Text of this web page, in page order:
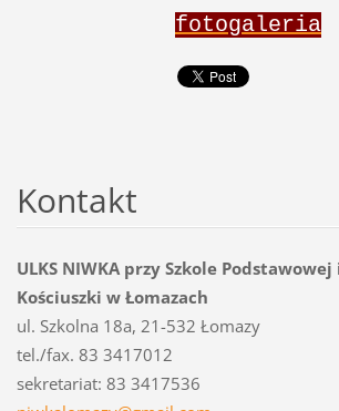
fotogaleria
Kontakt
ULKS NIWKA przy Szkole
Kościuszki w Łomazach
ul. Szkolna 18a, 21-532 Łomazy
tel./fax. 83 3417012
sekretariat: 83 3417536